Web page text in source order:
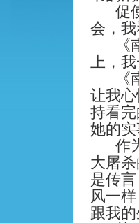
促
会，
上，我
让我
持看
她的
作
大屠
是传
风一
跟我的